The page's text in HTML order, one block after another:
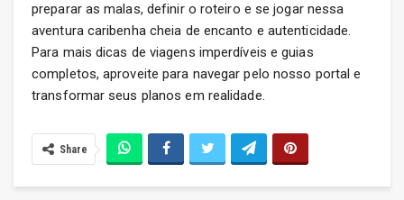
preparar as malas, definir o roteiro e se jogar nessa
aventura caribenha cheia de encanto e autenticidade.
Para mais dicas de viagens imperdíveis e guias
completos, aproveite para navegar pelo nosso portal e
transformar seus planos em realidade.
Share